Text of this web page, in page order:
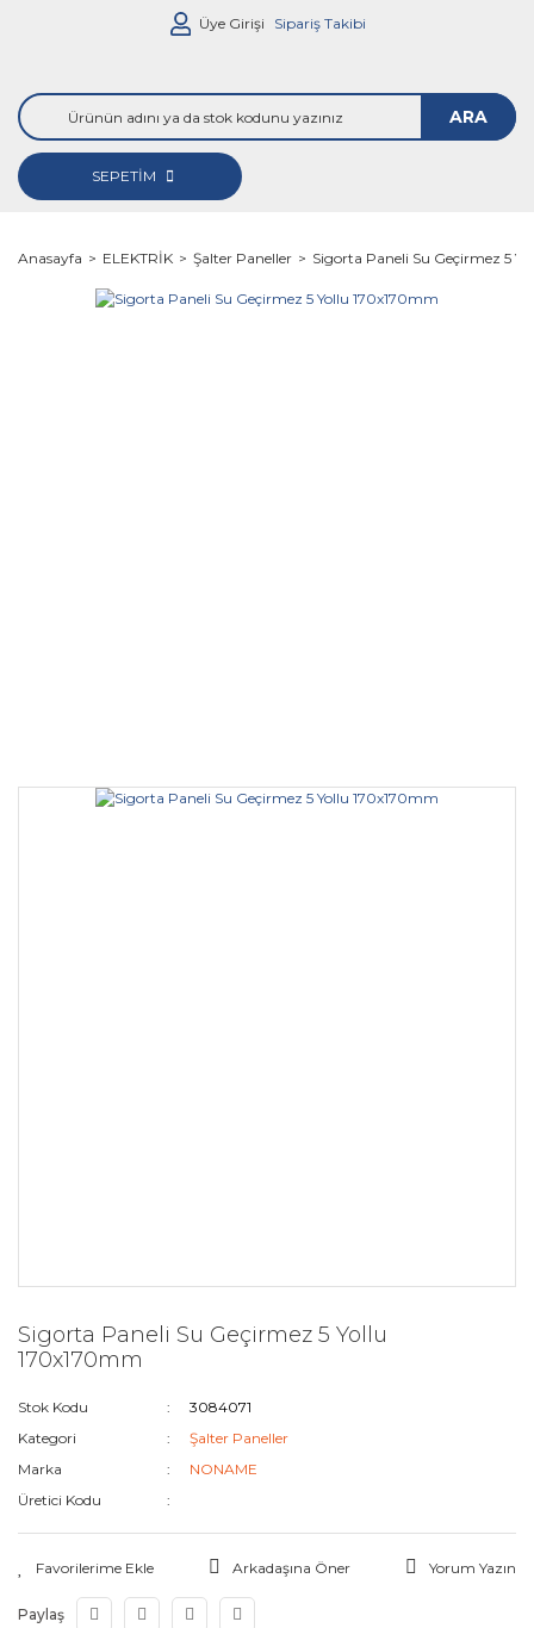
Üye Girişi Sipariş Takibi
ARA
SEPETİM
Anasayfa ELEKTRİK Şalter Paneller Sigorta Paneli Su Geçirmez 5
Sigorta Paneli Su Geçirmez 5 Yollu
170x170mm
Stok Kodu
3084071
Kategori
Şalter Paneller
Marka
NONAME
Üretici Kodu
Arkadaşına Öner Yorum Yazın
Paylaş